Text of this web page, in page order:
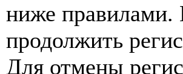
ниже правилами.
продолжить
Для отмены